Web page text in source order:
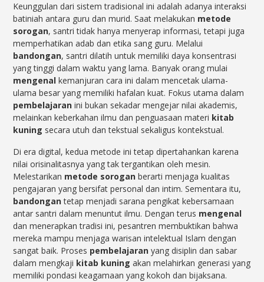
Keunggulan dari sistem tradisional ini adalah adanya interaksi
batiniah antara guru dan murid. Saat melakukan metode
sorogan, santri tidak hanya menyerap informasi, tetapi juga
memperhatikan adab dan etika sang guru. Melalui
bandongan, santri dilatih untuk memiliki daya konsentrasi
yang tinggi dalam waktu yang lama. Banyak orang mulai
mengenal kemanjuran cara ini dalam mencetak ulama-
ulama besar yang memiliki hafalan kuat. Fokus utama dalam
pembelajaran ini bukan sekadar mengejar nilai akademis,
melainkan keberkahan ilmu dan penguasaan materi kitab
kuning secara utuh dan tekstual sekaligus kontekstual.
Di era digital, kedua metode ini tetap dipertahankan karena
nilai orisinalitasnya yang tak tergantikan oleh mesin.
Melestarikan metode sorogan berarti menjaga kualitas
pengajaran yang bersifat personal dan intim. Sementara itu,
bandongantetap menjadi sarana pengikat kebersamaan
antar santri dalam menuntut ilmu. Dengan terus mengenal
dan menerapkan tradisi ini, pesantren membuktikan bahwa
mereka mampu menjaga warisan intelektual Islam dengan
sangat baik. Proses pembelajaran yang disiplin dan sabar
dalam mengkaji kitab kuning akan melahirkan generasi yang
memiliki pondasi keagamaan yang kokoh dan bijaksana.